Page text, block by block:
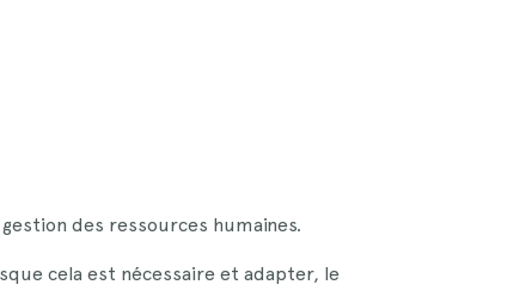
des ressources humaines.
cela est nécessaire et adapter, le